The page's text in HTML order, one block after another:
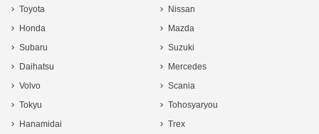
Toyota
Nissan
Honda
Mazda
Subaru
Suzuki
Daihatsu
Mercedes
Volvo
Scania
Tokyu
Tohosyaryou
Hanamidai
Trex